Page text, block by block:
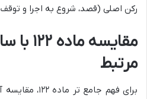
رکن اصلی (قصد، شروع به اجرا و توقف
مقایسه
مرتبط
برای فهم جامع